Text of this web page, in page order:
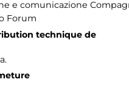
e comunicazione
Forum
technique de